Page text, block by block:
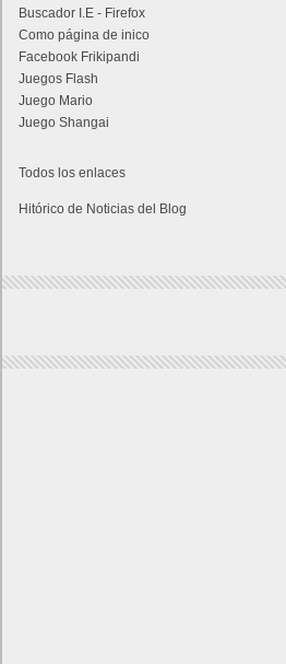
Buscador I.E - Firefox
Como página de inico
Facebook Frikipandi
Juegos Flash
Juego Mario
Juego Shangai
Todos los enlaces
Hitórico de Noticias del Blog